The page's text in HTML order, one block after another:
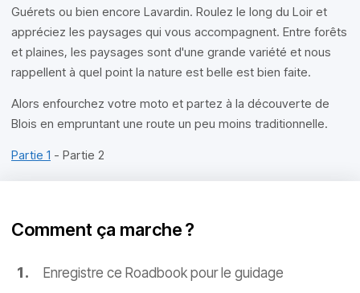
Guérets ou bien encore Lavardin. Roulez le long du Loir et
appréciez les paysages qui vous accompagnent. Entre forêts
et plaines, les paysages sont d'une grande variété et nous
rappellent à quel point la nature est belle est bien faite.
Alors enfourchez votre moto et partez à la découverte de
Blois en empruntant une route un peu moins traditionnelle.
Partie 1 - Partie 2
Comment ça marche ?
Enregistre ce Roadbook pour le guidage